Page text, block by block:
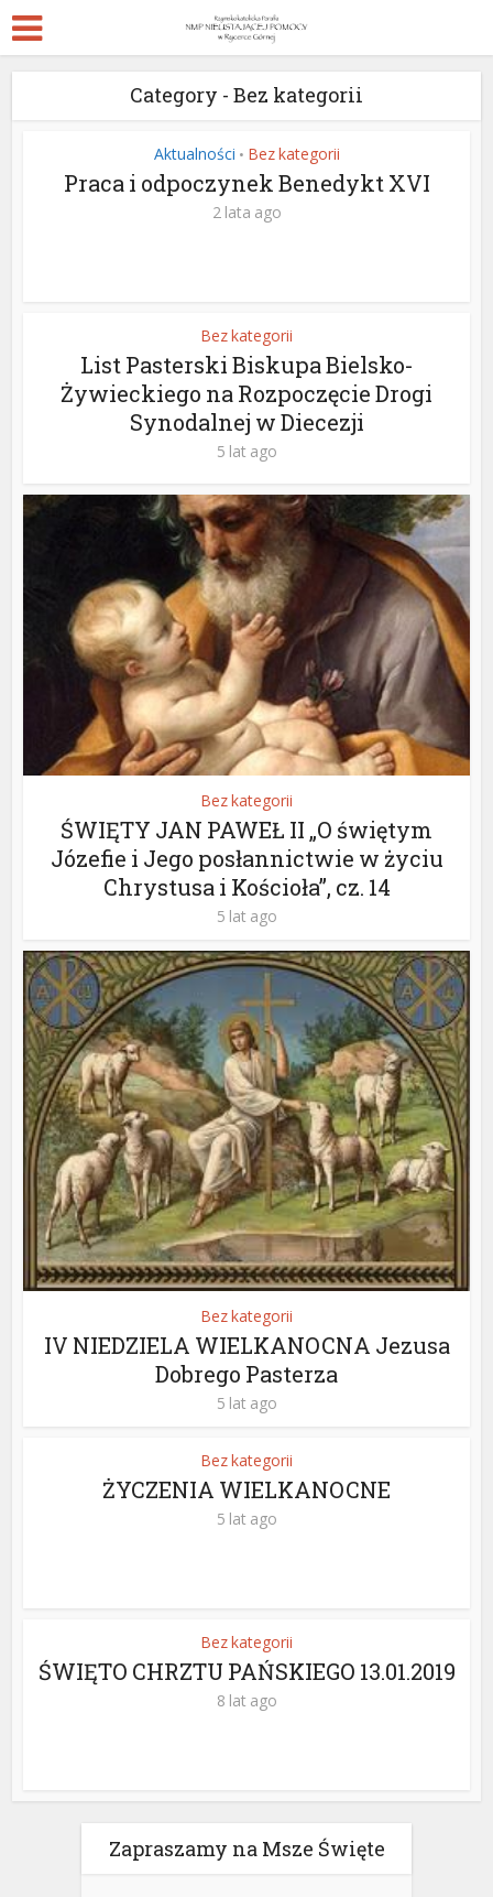
Category - Bez kategorii
Aktualności • Bez kategorii
Praca i odpoczynek Benedykt XVI
2 lata ago
Bez kategorii
List Pasterski Biskupa Bielsko-
Żywieckiego na Rozpoczęcie Drogi
Synodalnej w Diecezji
5 lat ago
Bez kategorii
ŚWIĘTY JAN PAWEŁ II „O świętym
Józefie i Jego posłannictwie w życiu
Chrystusa i Kościoła”, cz. 14
5 lat ago
Bez kategorii
IV NIEDZIELA WIELKANOCNA Jezusa
Dobrego Pasterza
5 lat ago
Bez kategorii
ŻYCZENIA WIELKANOCNE
5 lat ago
Bez kategorii
ŚWIĘTO CHRZTU PAŃSKIEGO 13.01.2019
8 lat ago
Zapraszamy na Msze Święte